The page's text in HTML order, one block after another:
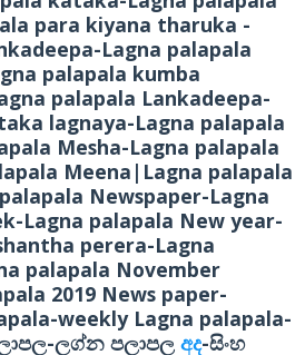
para kiyana tharuka -
Lagna palapala
palapala kumba
palapala Lankadeepa-
lagnaya-Lagna palapala
Mesha-Lagna palapala
Meena|Lagna palapala
Newspaper-Lagna
Lagna palapala New year-
perera-Lagna
palapala November
2019 News paper-
weekly Lagna palapala-
-ලග්න පලාපල අද-සිංහ